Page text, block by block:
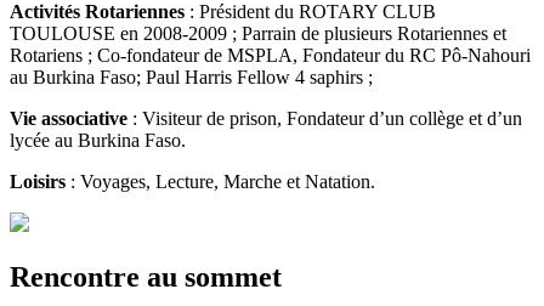
Activités Rotariennes : Président du ROTARY CLUB
TOULOUSE en 2008-2009 ; Parrain de plusieurs Rotariennes et
Rotariens ; Co-fondateur de MSPLA, Fondateur du RC Pô-Nahouri
au Burkina Faso; Paul Harris Fellow 4 saphirs ;
Vie associative : Visiteur de prison, Fondateur d’un collège et d’un
lycée au Burkina Faso.
Loisirs : Voyages, Lecture, Marche et Natation.
Rencontre au sommet